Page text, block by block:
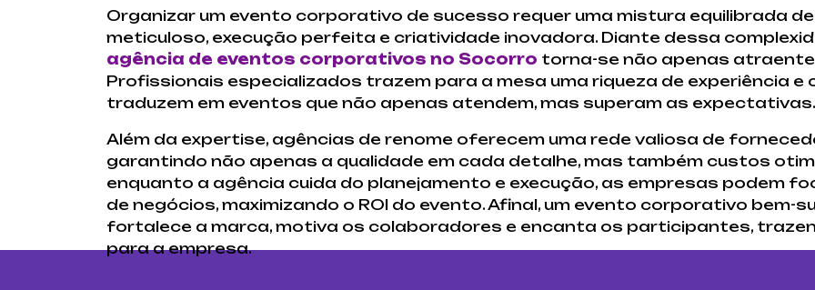
Organizar um evento corporativo de sucesso requer uma mistura equilibrada
meticuloso, execução perfeita e criatividade inovadora. Diante dessa
agência de eventos corporativos no Socorro torna-se não apenas
Profissionais especializados trazem para a mesa uma riqueza de experiência e
traduzem em eventos que não apenas atendem, mas superam as expectativas.
Além da expertise, agências de renome oferecem uma rede valiosa de
garantindo não apenas a qualidade em cada detalhe, mas também custos
enquanto a agência cuida do planejamento e execução, as empresas podem
de negócios, maximizando o ROI do evento. Afinal, um evento corporativo bem-
fortalece a marca, motiva os colaboradores e encanta os participantes,
para a empresa.